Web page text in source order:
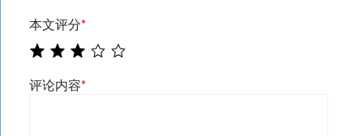
本文评分*
评论内容*